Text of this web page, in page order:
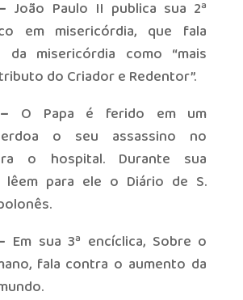
João Paulo II publica sua 2ª
em misericórdia, que fala
da misericórdia como “mais
do Criador e Redentor”.
O Papa é ferido em um
o seu assassino no
o hospital. Durante sua
lêem para ele o Diário de S.
Em sua 3ª encíclica, Sobre o
fala contra o aumento da